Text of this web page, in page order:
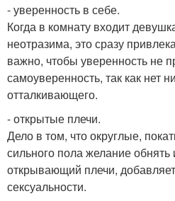
- уверенность в себе.
Когда в комнату входит
неотразима, это сразу
важно, чтобы уверенность не
самоуверенность, так как нет
отталкивающего.
- открытые плечи.
Дело в том, что округлые,
сильного пола желание
открывающий плечи,
сексуальности.